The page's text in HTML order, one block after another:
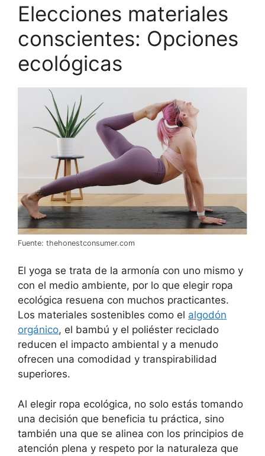
Elecciones materiales
conscientes: Opciones
ecológicas
Fuente: thehonestconsumer.com
El yoga se trata de la armonía con uno mismo y
con el medio ambiente, por lo que elegir ropa
ecológica resuena con muchos practicantes.
Los materiales sostenibles como el algodón
orgánico, el bambú y el poliéster reciclado
reducen el impacto ambiental y a menudo
ofrecen una comodidad y transpirabilidad
superiores.
Al elegir ropa ecológica, no solo estás tomando
una decisión que beneficia tu práctica, sino
también una que se alinea con los principios de
atención plena y respeto por la naturaleza que